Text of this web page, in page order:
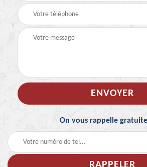
On vous rappelle